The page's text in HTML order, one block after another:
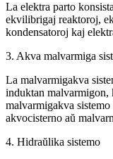
La elektra parto
ekvilibrigaj reaktoroj,
kondensatoroj kaj
3. Akva malvarmiga
La malvarmigakva
induktan malvarmigon,
malvarmigakva
akvocisterno aŭ
4. Hidraŭlika sistemo